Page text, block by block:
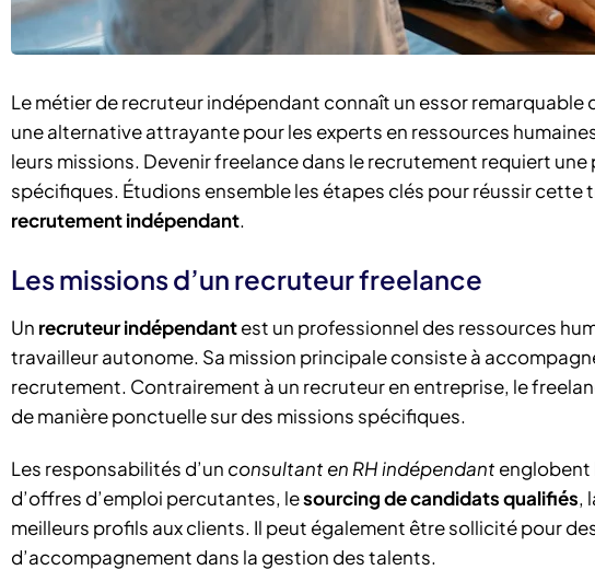
Le métier de recruteur indépendant connaît un essor
une alternative attrayante pour les experts en ressources
leurs missions. Devenir freelance dans le recrutement requiert
spécifiques. Étudions ensemble les étapes clés pour réussir cette
recrutement indépendant.
Les missions d’un recruteur freelance
Un recruteur indépendantest un professionnel des ressources
travailleur autonome. Sa mission principale consiste à
recrutement. Contrairement à un recruteur en entreprise, le
de manière ponctuelle sur des missions spécifiques.
Les responsabilités d’un consultant en RH indépendant englobent
d’offres d’emploi percutantes, lesourcing de candidats qualifiés,
meilleurs profils aux clients. Il peut également être sollicité pour
d’accompagnement dans la gestion des talents.